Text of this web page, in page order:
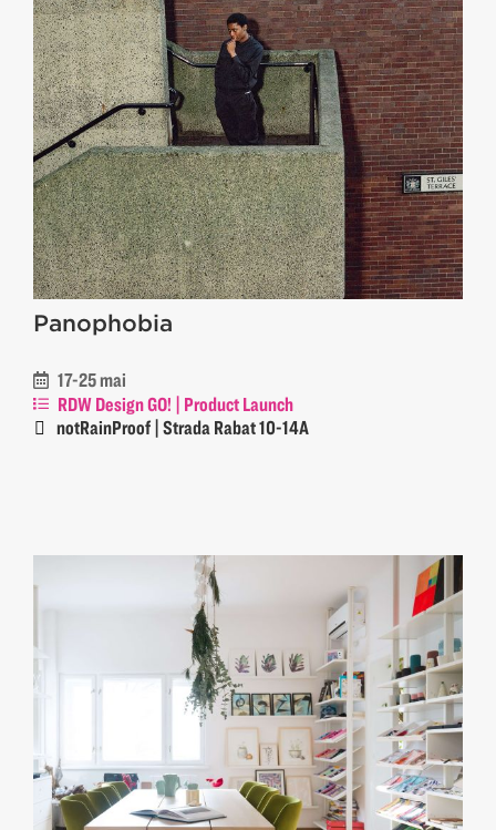
Panophobia
17-25 mai
RDW Design GO! | Product Launch
notRainProof | Strada Rabat 10-14A